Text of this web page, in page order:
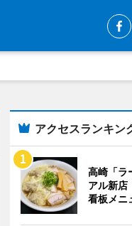
アクセスランキン
高崎「ラ
アル新店
看板メニ